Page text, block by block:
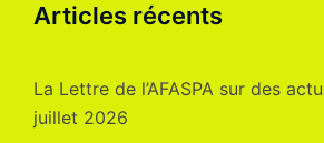
Articles récents
La Lettre de l’AFASPA sur des
juillet 2026